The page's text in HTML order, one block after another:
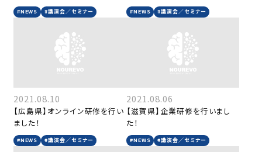
#NEWS #講演会／セミナー #NEWS #講演会／セミナー
2021.08.10
【広島県】オンライン研修を行い
ました！
#NEWS #講演会／セミナー
2021.08.06
【滋賀県】企業研修を行いまし
た！
#NEWS #講演会／セミナー